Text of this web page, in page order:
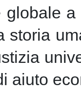
globale
storia
aiuto